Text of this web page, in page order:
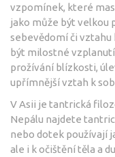
vzpomínek, které
jako může být velkou
sebevědomí či
být milostné
prožívání blízkosti,
upřímnější vztah k
V Asii je tantrická
Nepálu najdete
nebo dotek používají
ale i k očištění těla a